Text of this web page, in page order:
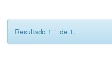
Resultado 1-1 de 1.